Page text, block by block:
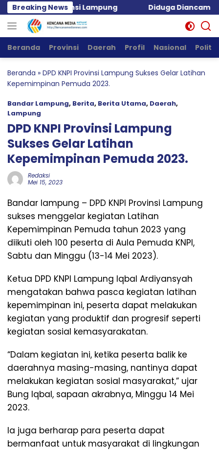
Langsung
ke
konten
Breaking News
Taruna Provinsi Lampung Diduga Diancam
Beranda Provinsi Daerah Profil Nasional Politik
Beranda » DPD KNPI Provinsi Lampung Sukses Gelar Latihan
Kepemimpinan Pemuda 2023.
Bandar Lampung, Berita, Berita Utama, Daerah,
Lampung
DPD KNPI Provinsi Lampung
Sukses Gelar Latihan
Kepemimpinan Pemuda 2023.
Redaksi
Mei 15, 2023
Bandar lampung – DPD KNPI Provinsi Lampung
sukses menggelar kegiatan Latihan
Kepemimpinan Pemuda tahun 2023 yang
diikuti oleh 100 peserta di Aula Pemuda KNPI,
Sabtu dan Minggu (13-14 Mei 2023).
Ketua DPD KNPI Lampung Iqbal Ardiyansyah
mengatakan bahwa pasca kegiatan latihan
kepemimpinan ini, peserta dapat melakukan
kegiatan yang produktif dan progresif seperti
kegiatan sosial kemasyarakatan.
“Dalam kegiatan ini, ketika peserta balik ke
daerahnya masing-masing, nantinya dapat
melakukan kegiatan sosial masyarakat,” ujar
Bung Iqbal, sapaan akrabnya, Minggu 14 Mei
2023.
Ia juga berharap para peserta dapat
bermanfaat untuk masyarakat di lingkungan